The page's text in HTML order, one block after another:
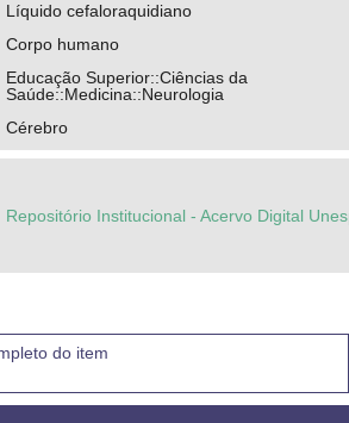
Líquido cefaloraquidiano
Corpo humano
Educação Superior::Ciências da
Saúde::Medicina::Neurologia
Cérebro
Repositório Institucional - Acervo Digital
do item